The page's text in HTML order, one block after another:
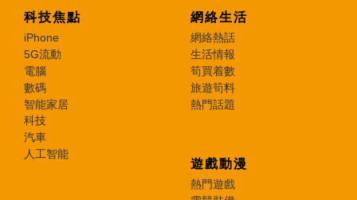
科技焦點
iPhone
5G流動
電腦
數碼
智能家居
科技
汽車
人工智能
網絡生活
網絡熱話
生活情報
筍買着數
旅遊筍料
熱門話題
遊戲動漫
熱門遊戲